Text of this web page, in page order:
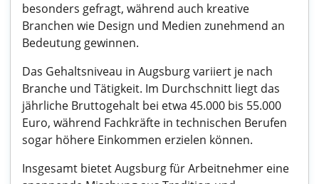
besonders gefragt, während auch kreative
Branchen wie Design und Medien zunehmend an
Bedeutung gewinnen.
Das Gehaltsniveau in Augsburg variiert je nach
Branche und Tätigkeit. Im Durchschnitt liegt das
jährliche Bruttogehalt bei etwa 45.000 bis 55.000
Euro, während Fachkräfte in technischen Berufen
sogar höhere Einkommen erzielen können.
Insgesamt bietet Augsburg für Arbeitnehmer eine